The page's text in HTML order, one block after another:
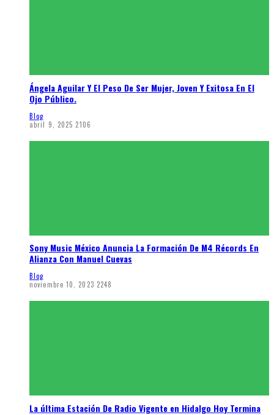
Ángela Aguilar Y El Peso De Ser Mujer, Joven Y Exitosa En El
Ojo Público.
Blog
abril 9, 2025 2106
Sony Music México Anuncia La Formación De M4 Récords En
Alianza Con Manuel Cuevas
Blog
noviembre 10, 2023 2248
La última Estación De Radio Vigente en Hidalgo Hoy Termina